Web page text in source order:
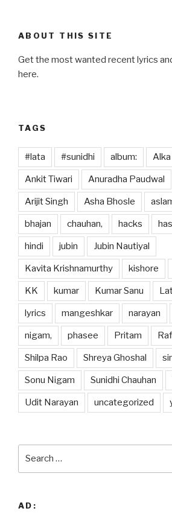
ABOUT THIS SITE
Get the most wanted recent lyrics
here.
TAGS
#lata #sunidhi album:
Ankit Tiwari Anuradha Paudwal
Arijit Singh Asha Bhosle
bhajan chauhan, hacks
hindi jubin Jubin Nautiyal
Kavita Krishnamurthy kishore
KK kumar Kumar Sanu
lyrics mangeshkar narayan
nigam, phasee Pritam
Shilpa Rao Shreya Ghoshal
Sonu Nigam Sunidhi Chauhan
Udit Narayan uncategorized
AD: